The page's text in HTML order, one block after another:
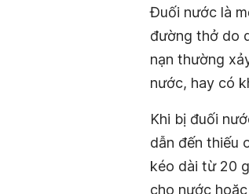
Đuối nước là
đường thở do
nạn thường
nước, hay có
Khi bị đuối
dẫn đến thiếu
kéo dài từ 20
cho nước